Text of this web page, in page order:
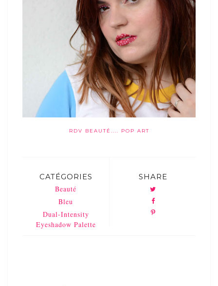
RDV BEAUTÉ.... POP ART
CATÉGORIES
Beauté
Bleu
Dual-Intensity
Eyeshadow Palette
SHARE